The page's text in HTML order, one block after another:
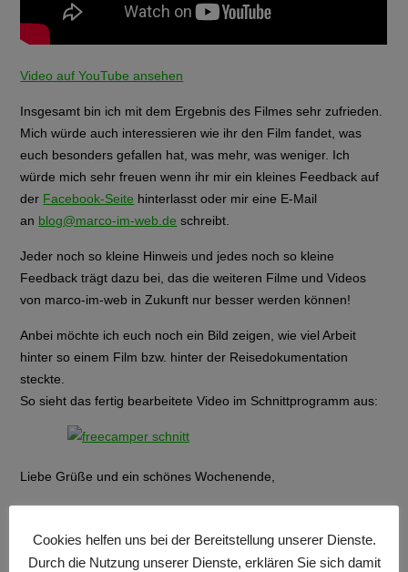
Video auf YouTube ansehen
Insgesamt bin ich mit dem Ergebnis des Filmes sehr zufrieden.
Mich würde auch interessieren wie ihr den Film fandet, was
euch besonders gefallen hat, was mehr, was weniger. Ich
würde mich sehr freuen wenn ihr mir ein kleines Feedback auf
der Facebook-Seite hinterlasst oder mir eine E-Mail
an blog@marco-im-web.de schreibt.
Jeder noch so kleine Hinweis und jedes noch so kleine
Feedback trägt dazu bei, das die weiteren Filme und Videos
von marco-im-web in Zukunft nur besser werden können!
Anbei möchte ich euch noch ein Bild zeigen, wie viel Arbeit
hinter so einem Film bzw. hinter der Reisedokumentation
steckte.
So sieht das fertig bearbeitete Video im Schnittprogramm aus:
Liebe Grüße und ein schönes Wochenende,
← Previous post Next post →
Cookies helfen uns bei der Bereitstellung unserer Dienste.
Durch die Nutzung unserer Dienste, erklären Sie sich damit